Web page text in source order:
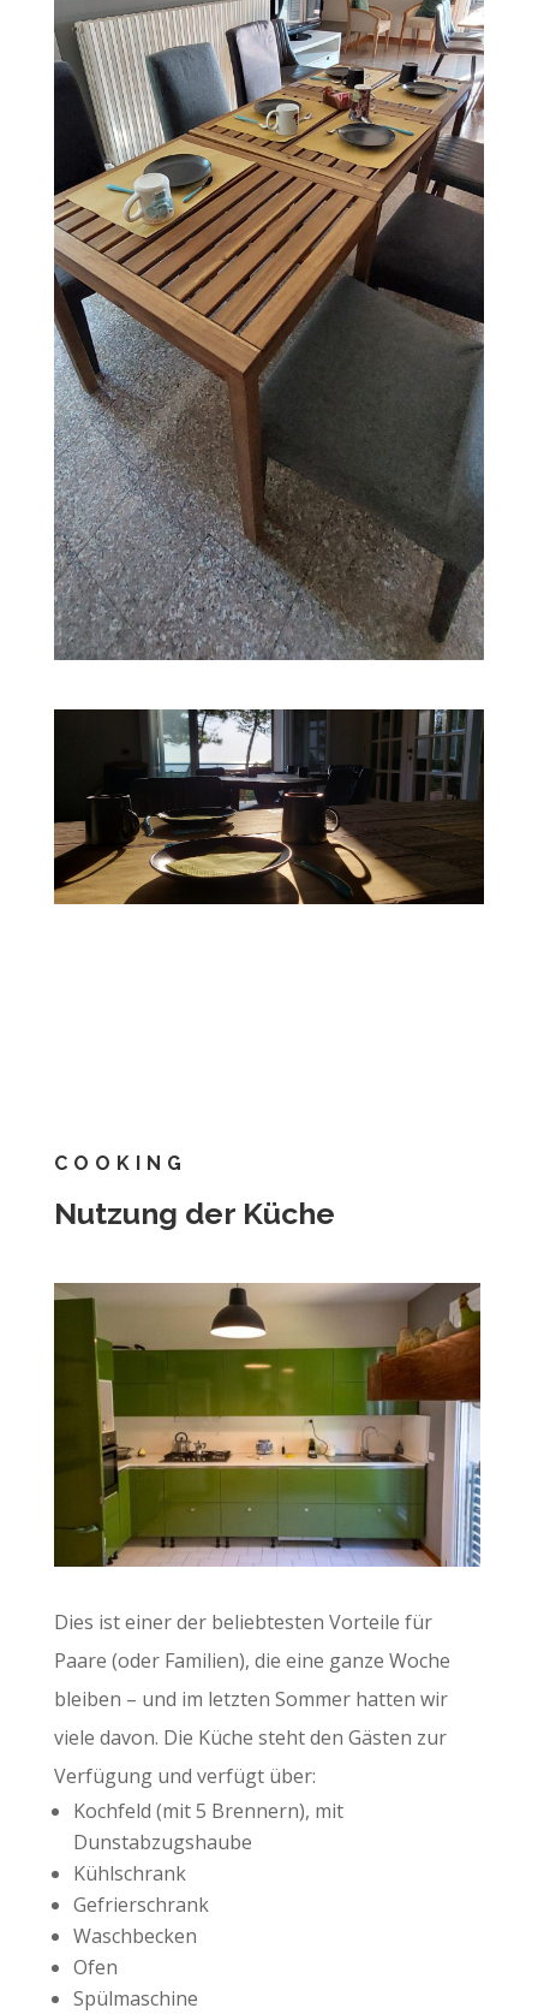
COOKING
Nutzung der Küche
Dies ist einer der beliebtesten Vorteile für
Paare (oder Familien), die eine ganze Woche
bleiben – und im letzten Sommer hatten wir
viele davon. Die Küche steht den Gästen zur
Verfügung und verfügt über:
Kochfeld (mit 5 Brennern), mit
Dunstabzugshaube
Kühlschrank
Gefrierschrank
Waschbecken
Ofen
Spülmaschine